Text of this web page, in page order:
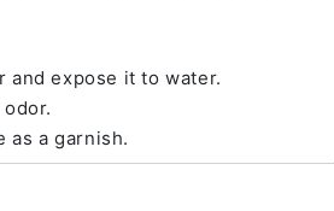
and expose it to water.
as a garnish.